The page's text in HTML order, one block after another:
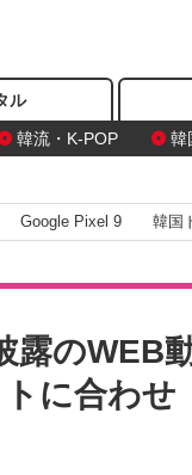
ル
韓流・K-POP 韓
Google Pixel 9 韓国
露の
に合わせ